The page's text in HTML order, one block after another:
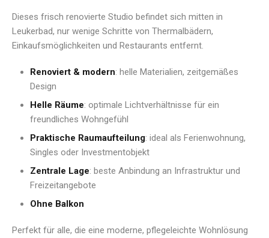
Dieses frisch renovierte Studio befindet sich mitten in
Leukerbad, nur wenige Schritte von Thermalbädern,
Einkaufsmöglichkeiten und Restaurants entfernt.
Renoviert & modern: helle Materialien, zeitgemäßes
Design
Helle Räume: optimale Lichtverhältnisse für ein
freundliches Wohngefühl
Praktische Raumaufteilung: ideal als Ferienwohnung,
Singles oder Investmentobjekt
Zentrale Lage: beste Anbindung an Infrastruktur und
Freizeitangebote
Ohne Balkon
Perfekt für alle, die eine moderne, pflegeleichte Wohnlösung